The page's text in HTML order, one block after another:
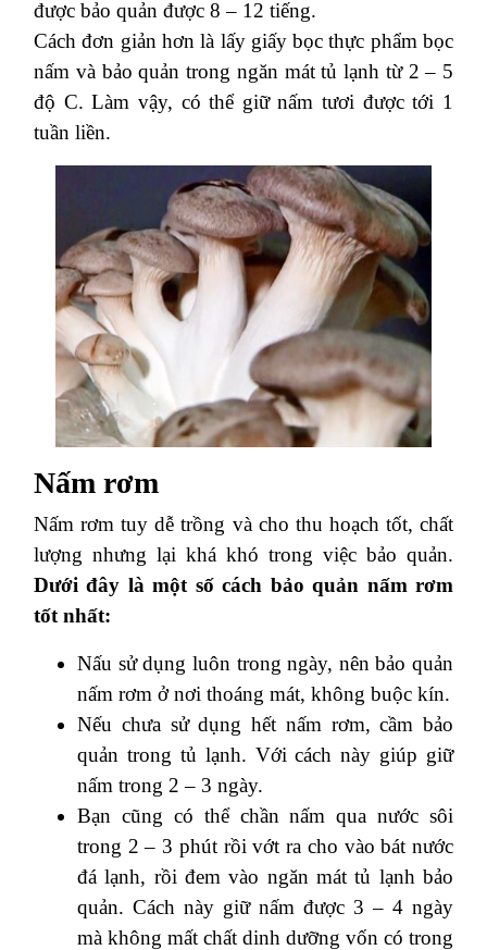
được bảo quản được 8 – 12 tiếng.
Cách đơn giản hơn là lấy giấy bọc thực phẩm bọc
nấm và bảo quản trong ngăn mát tủ lạnh từ 2 – 5
độ C. Làm vậy, có thể giữ nấm tươi được tới 1
tuần liền.
Nấm rơm
Nấm rơm tuy dễ trồng và cho thu hoạch tốt, chất
lượng nhưng lại khá khó trong việc bảo quản.
Dưới đây là một số cách bảo quản nấm rơm
tốt nhất:
Nấu sử dụng luôn trong ngày, nên bảo quản
nấm rơm ở nơi thoáng mát, không buộc kín.
Nếu chưa sử dụng hết nấm rơm, cầm bảo
quản trong tủ lạnh. Với cách này giúp giữ
nấm trong 2 – 3 ngày.
Bạn cũng có thể chần nấm qua nước sôi
trong 2 – 3 phút rồi vớt ra cho vào bát nước
đá lạnh, rồi đem vào ngăn mát tủ lạnh bảo
quản. Cách này giữ nấm được 3 – 4 ngày
mà không mất chất dinh dưỡng vốn có trong